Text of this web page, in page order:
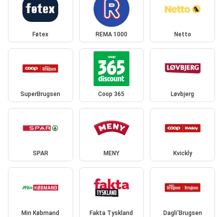
Føtex REMA 1000 Netto
SuperBrugsen Coop 365 Løvbjerg
SPAR MENY Kvickly
Min Købmand Fakta Tyskland Dagli'Brugsen